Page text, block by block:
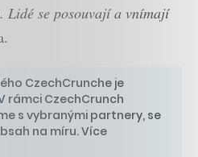
Lidé se posouvají a vnímají
CzechCrunche je
rámci CzechCrunch
s vybranými partnery, se
na míru. Více